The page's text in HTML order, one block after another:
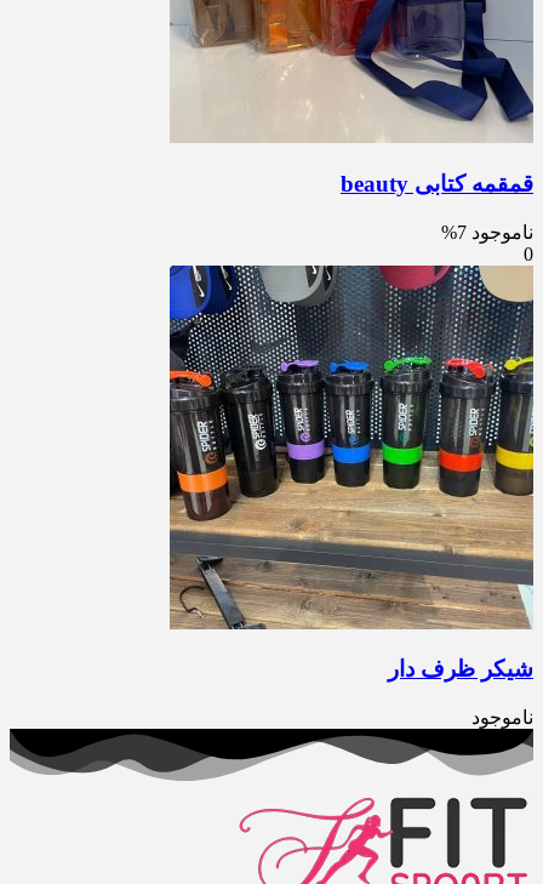
قمقمه کتابی beauty
ناموجود 7%
0
شیکر ظرف دار
ناموجود